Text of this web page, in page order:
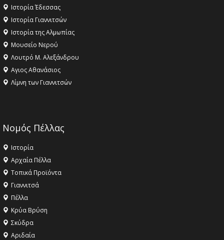
Ιστορία Έδεσσας
Ιστορία Γιαννιτσών
Ιστορία της Αλμωπίας
Μουσείο Νερού
Λουτρό Μ. Αλεξάνδρου
Αγιος Αθανάσιος
Λίμνη των Γιαννιτσών
Νομός Πέλλας
Ιστορία
Αρχαία Πέλλα
Τοπικά Προϊόντα
Γιαννιτσά
Πέλλα
Κρύα Βρύση
Σκύδρα
Αριδαία